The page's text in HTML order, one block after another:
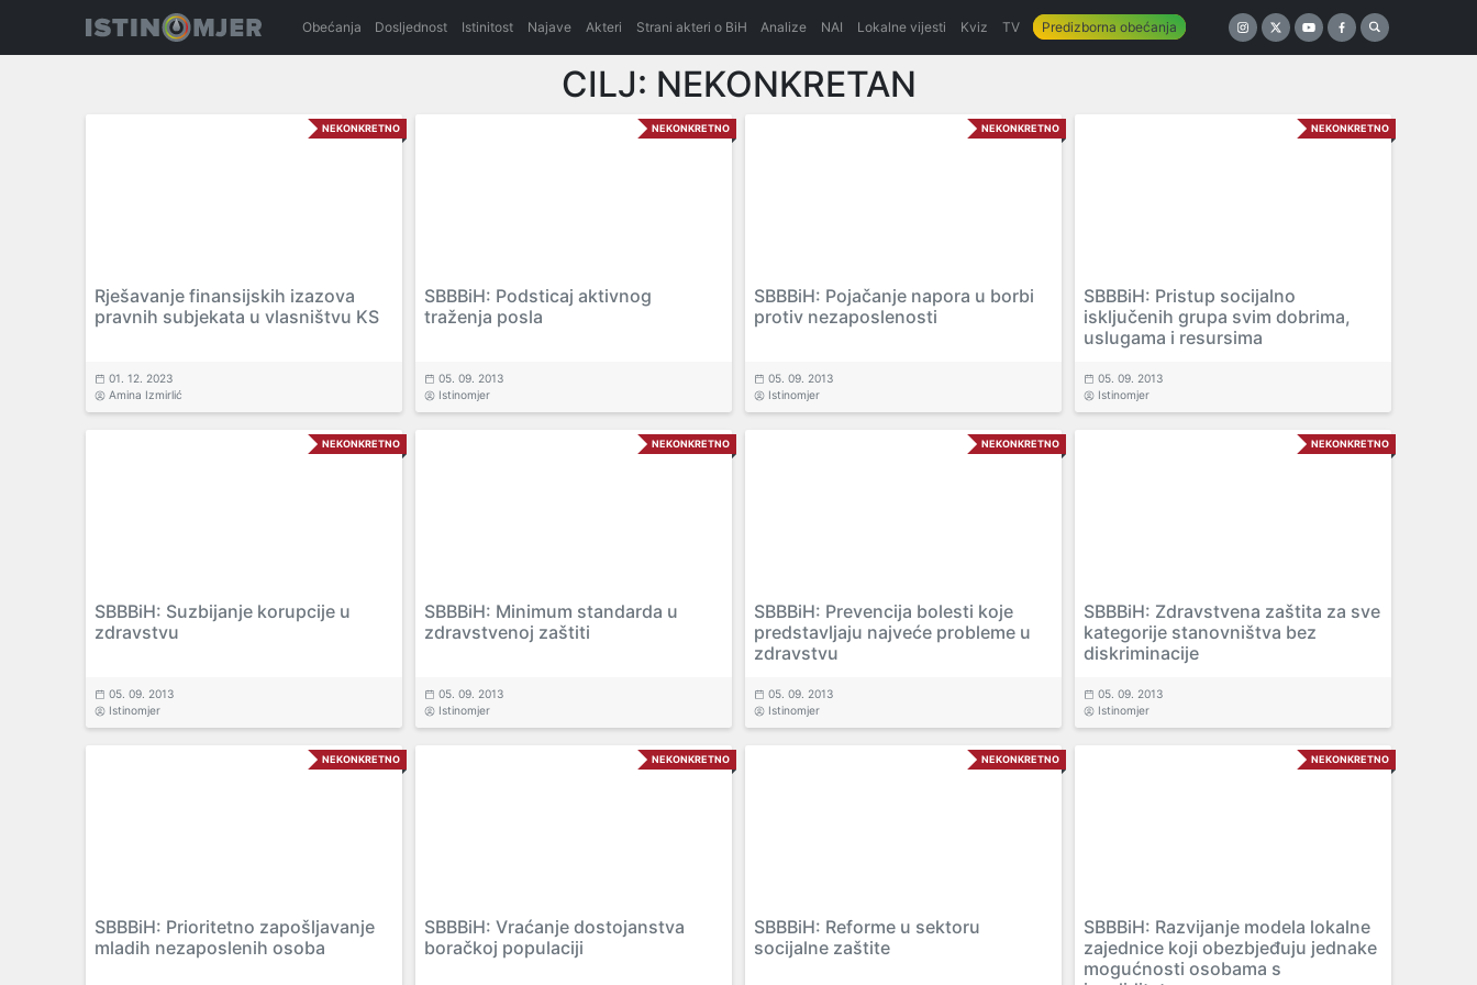
Obećanja Dosljednost Istinitost Najave Akteri Strani akteri o BiH Analize NAI Lokalne vijesti Kviz TV Predizborna obećanja
CILJ: NEKONKRETAN
NEKONKRETNO
Rješavanje finansijskih izazova
pravnih subjekata u vlasništvu KS
01. 12. 2023
Amina Izmirlić
NEKONKRETNO
SBBBiH: Podsticaj aktivnog
traženja posla
05. 09. 2013
Istinomjer
NEKONKRETNO
SBBBiH: Pojačanje napora u borbi
protiv nezaposlenosti
05. 09. 2013
Istinomjer
NEKONKRETNO
SBBBiH: Pristup socijalno
isključenih grupa svim dobrima,
uslugama i resursima
05. 09. 2013
Istinomjer
NEKONKRETNO
SBBBiH: Suzbijanje korupcije u
zdravstvu
05. 09. 2013
Istinomjer
NEKONKRETNO
SBBBiH: Minimum standarda u
zdravstvenoj zaštiti
05. 09. 2013
Istinomjer
NEKONKRETNO
SBBBiH: Prevencija bolesti koje
predstavljaju najveće probleme u
zdravstvu
05. 09. 2013
Istinomjer
NEKONKRETNO
SBBBiH: Zdravstvena zaštita za sve
kategorije stanovništva bez
diskriminacije
05. 09. 2013
Istinomjer
NEKONKRETNO
SBBBiH: Prioritetno zapošljavanje
mladih nezaposlenih osoba
NEKONKRETNO
SBBBiH: Vraćanje dostojanstva
boračkoj populaciji
NEKONKRETNO
SBBBiH: Reforme u sektoru
socijalne zaštite
NEKONKRETNO
SBBBiH: Razvijanje modela lokalne
zajednice koji obezbjeđuju jednake
mogućnosti osobama s